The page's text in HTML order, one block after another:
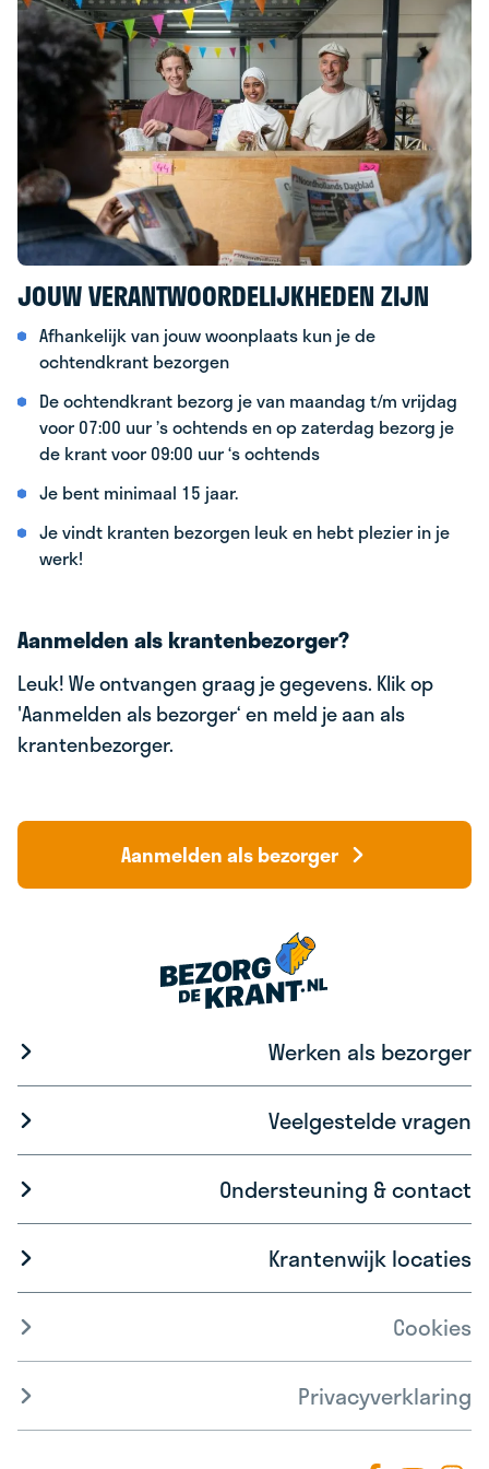
JOUW VERANTWOORDELIJKHEDEN ZIJN
Afhankelijk van jouw woonplaats kun je de
ochtendkrant bezorgen
De ochtendkrant bezorg je van maandag t/m vrijdag
voor 07:00 uur ’s ochtends en op zaterdag bezorg je
de krant voor 09:00 uur ‘s ochtends
Je bent minimaal 15 jaar.
Je vindt kranten bezorgen leuk en hebt plezier in je
werk!
Aanmelden als krantenbezorger?
Leuk! We ontvangen graag je gegevens. Klik op
'Aanmelden als bezorger‘ en meld je aan als
krantenbezorger.
Aanmelden als bezorger
Werken als bezorger
Veelgestelde vragen
Ondersteuning & contact
Krantenwijk locaties
Cookies
Privacyverklaring